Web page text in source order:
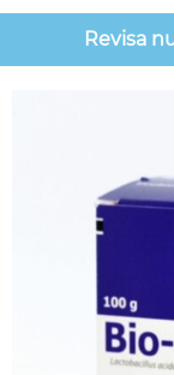
Revisa